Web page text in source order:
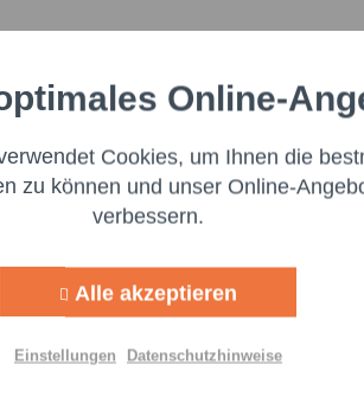
Online-
Cookies, um Ihnen die
zu können und unser Online-
verbessern.
Alle akzeptieren
Einstellungen Datenschutzhinweise